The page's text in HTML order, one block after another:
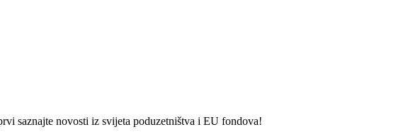
saznajte novosti iz svijeta poduzetništva i EU fondova!